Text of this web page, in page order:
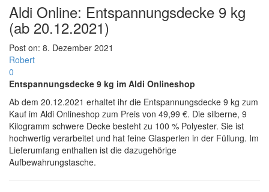
Aldi Online: Entspannungsdecke 9 kg
(ab 20.12.2021)
Post on: 8. Dezember 2021
Robert
0
Entspannungsdecke 9 kg im Aldi Onlineshop
Ab dem 20.12.2021 erhaltet ihr die Entspannungsdecke 9 kg zum
Kauf im Aldi Onlineshop zum Preis von 49,99 €. Die silberne, 9
Kilogramm schwere Decke besteht zu 100 % Polyester. Sie ist
hochwertig verarbeitet und hat feine Glasperlen in der Füllung. Im
Lieferumfang enthalten ist die dazugehörige
Aufbewahrungstasche.